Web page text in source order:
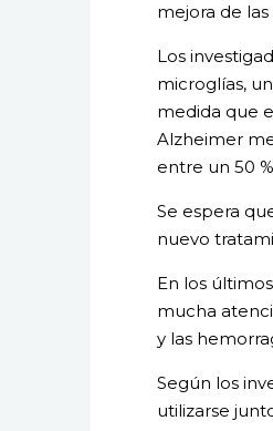
mejora de
Los
microglías,
medida que
Alzheimer
entre un 50
Se espera
nuevo
En los
mucha
y las
Según los
utilizarse